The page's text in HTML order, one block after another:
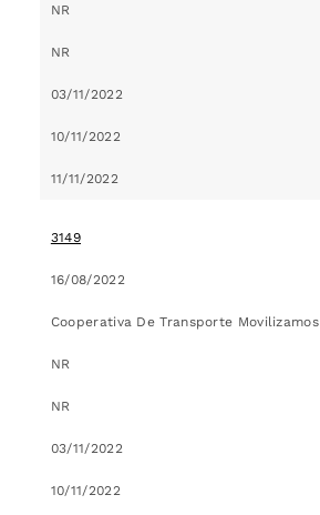
NR
NR
03/11/2022
10/11/2022
11/11/2022
3149
16/08/2022
Cooperativa De Transporte Movilizamos
NR
NR
03/11/2022
10/11/2022